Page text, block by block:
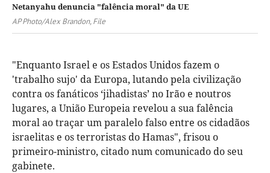
Netanyahu denuncia "falência moral" da UE
AP Photo/Alex Brandon, File
"Enquanto Israel e os Estados Unidos fazem o
'trabalho sujo' da Europa, lutando pela civilização
contra os fanáticos ‘jihadistas’ no Irão e noutros
lugares, a União Europeia revelou a sua falência
moral ao traçar um paralelo falso entre os cidadãos
israelitas e os terroristas do Hamas", frisou o
primeiro-ministro, citado num comunicado do seu
gabinete.